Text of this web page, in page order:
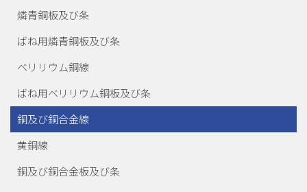
燐青銅板及び条
ばね用燐青銅板及び条
ベリリウム銅線
ばね用ベリリウム銅板及び条
銅及び銅合金線
黄銅線
銅及び銅合金板及び条